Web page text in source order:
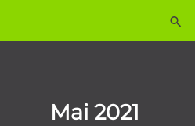
Mai 2021